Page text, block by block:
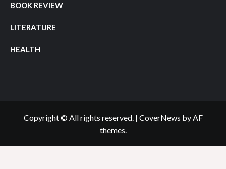
BOOK REVIEW
LITERATURE
HEALTH
Copyright © All rights reserved. | CoverNews by AF
themes.